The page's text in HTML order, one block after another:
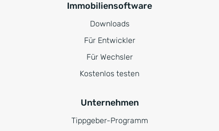
Immobiliensoftware
Downloads
Für Entwickler
Für Wechsler
Kostenlos testen
Unternehmen
Tippgeber-Programm